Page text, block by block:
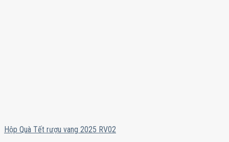
Hộp Quà Tết rượu vang 2025 RV02